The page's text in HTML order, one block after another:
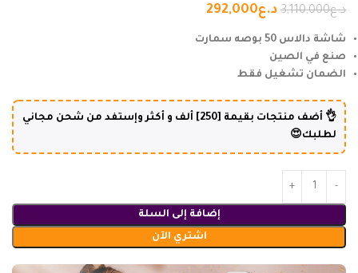
د.ع3,110,000 د.ع292,000
شاشة دالاس 50 بوصه سمارت
صنع في الصين
الضمان تشغيل فقط
👌 أضف منتجات بقيمة [250] ألف و أكثر وإستفد من شحن مجاني
لطلبك😍
إضافة إلى السلة
اشتري الآن